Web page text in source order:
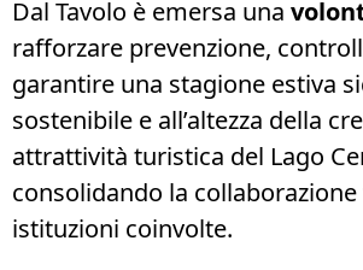
Dal Tavolo è emersa una
rafforzare prevenzione,
garantire una stagione estiva
sostenibile e all’altezza della
attrattività turistica del Lago
consolidando la
istituzioni coinvolte.